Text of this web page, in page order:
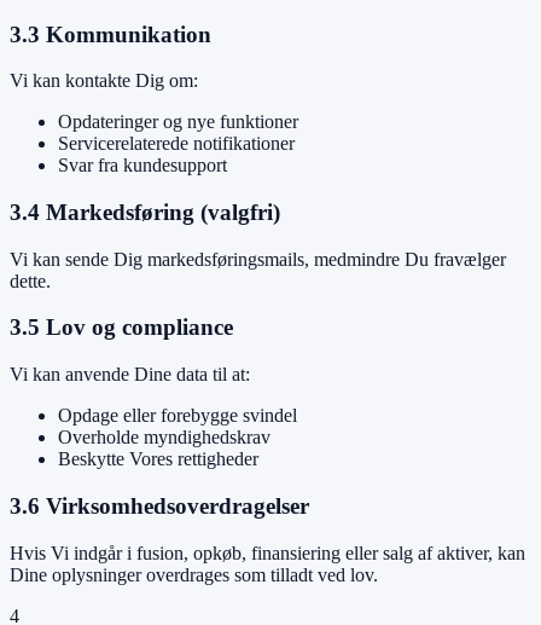
3.3 Kommunikation
Vi kan kontakte Dig om:
Opdateringer og nye funktioner
Servicerelaterede notifikationer
Svar fra kundesupport
3.4 Markedsføring (valgfri)
Vi kan sende Dig markedsføringsmails, medmindre Du fravælger
dette.
3.5 Lov og compliance
Vi kan anvende Dine data til at:
Opdage eller forebygge svindel
Overholde myndighedskrav
Beskytte Vores rettigheder
3.6 Virksomhedsoverdragelser
Hvis Vi indgår i fusion, opkøb, finansiering eller salg af aktiver, kan
Dine oplysninger overdrages som tilladt ved lov.
4